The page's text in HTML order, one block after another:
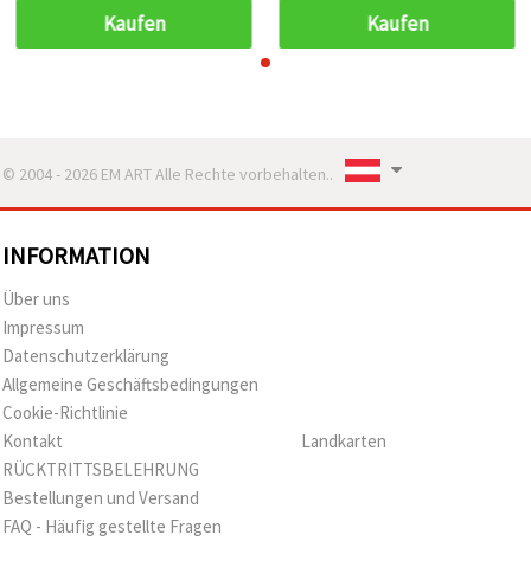
Kaufen Kaufen
© 2004 - 2026 EM ART Alle Rechte vorbehalten..
INFORMATION
Über uns
Impressum
Datenschutzerklärung
Allgemeine Geschäftsbedingungen
Cookie-Richtlinie
Kontakt
RÜCKTRITTSBELEHRUNG
Bestellungen und Versand
FAQ - Häufig gestellte Fragen
Landkarten